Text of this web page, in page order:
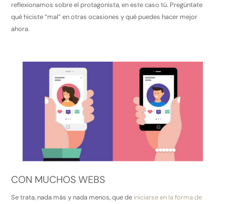
reflexionamos sobre el protagonista, en este caso tú. Pregúntate
qué hiciste “mal” en otras ocasiones y qué puedes hacer mejor
ahora.
CON MUCHOS WEBS
Se trata, nada más y nada menos, que de iniciarse en la forma de